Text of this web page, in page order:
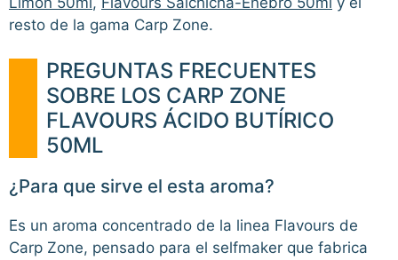
resto de la gama Carp Zone.
PREGUNTAS FRECUENTES
SOBRE LOS CARP ZONE
FLAVOURS ÁCIDO BUTÍRICO
50ML
¿Para que sirve el esta aroma?
Es un aroma concentrado de la linea Flavours de
Carp Zone, pensado para el selfmaker que fabrica